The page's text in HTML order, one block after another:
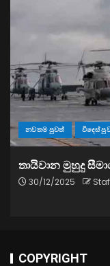
නවතම පුවත් විදෙස්
තායිවාන මුහුදු
30/12/2025
COPYRIGHT